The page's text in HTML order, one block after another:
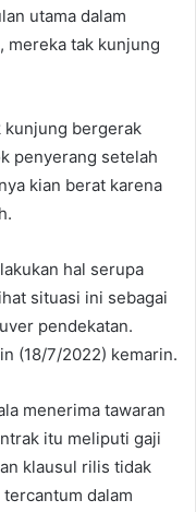
utama dalam
mereka tak kunjung
kunjung bergerak
penyerang setelah
kian berat karena
hal serupa
situasi ini sebagai
pendekatan.
(18/7/2022) kemarin.
menerima tawaran
itu meliputi gaji
klausul rilis tidak
dalam